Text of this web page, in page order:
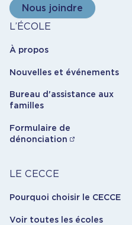
Nous joindre
À
propos
L’ÉCOLE
À propos
Nouvelles et événements
Bureau d'assistance aux
familles
Formulaire de
dénonciation
Carrière
LE CECCE
Pourquoi choisir le CECCE
Voir toutes les écoles